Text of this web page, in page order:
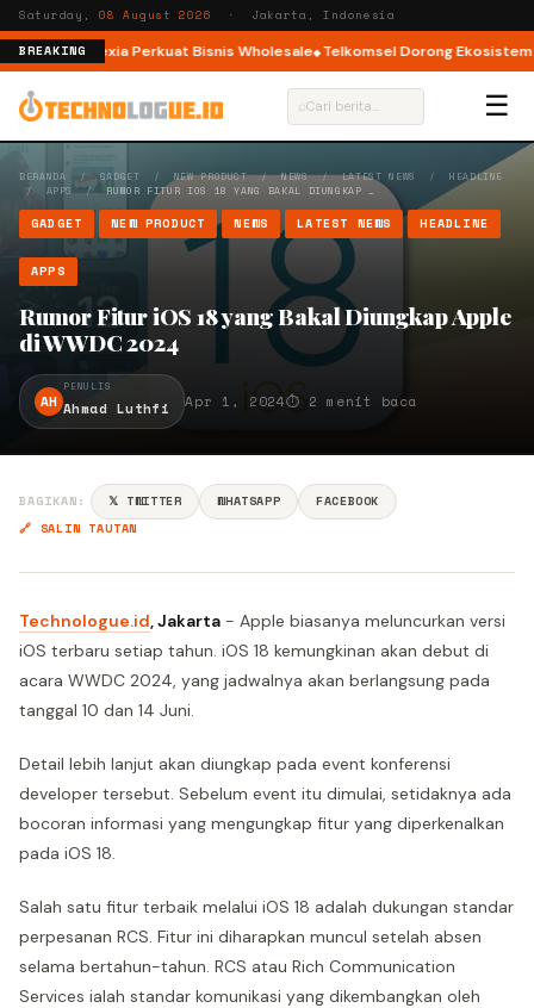
Saturday,08 August 2026 · Jakarta, Indonesia
BREAKING
2, InfraNexia Perkuat Bisnis Wholesale Telkomsel Dorong Ekosistem
⌕ ☰
BERANDA /GADGET / NEW PRODUCT/NEWS/LATEST NEWS / HEADLINE
/ APPS / RUMOR FITUR IOS 18 YANG BAKAL DIUNGKAP …
GADGET NEW PRODUCT NEWS LATEST NEWS HEADLINE
APPS
Rumor Fitur iOS 18 yang Bakal Diungkap Apple
di WWDC 2024
AH
PENULIS
Ahmad Luthfi Apr 1, 2024⏱ 2 menit baca
BAGIKAN: 𝕏 TWITTER WHATSAPP
FACEBOOK
🔗 SALIN TAUTAN
Technologue.id, Jakarta - Apple biasanya meluncurkan versi
iOS terbaru setiap tahun. iOS 18 kemungkinan akan debut di
acara WWDC 2024, yang jadwalnya akan berlangsung pada
tanggal 10 dan 14 Juni.
Detail lebih lanjut akan diungkap pada event konferensi
developer tersebut. Sebelum event itu dimulai, setidaknya ada
bocoran informasi yang mengungkap fitur yang diperkenalkan
pada iOS 18.
Salah satu fitur terbaik melalui iOS 18 adalah dukungan standar
perpesanan RCS. Fitur ini diharapkan muncul setelah absen
selama bertahun-tahun. RCS atau Rich Communication
Services ialah standar komunikasi yang dikembangkan oleh